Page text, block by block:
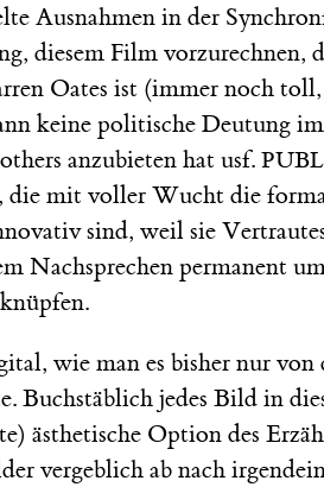
Ausnahmen in der
diesem Film vorzurechnen,
Oates ist (immer noch
keine politische Deutung
anzubieten hat usf.
die mit voller Wucht die
sind, weil sie
Nachsprechen permanent
wie man es bisher nur von
Buchstäblich jedes Bild in
ästhetische Option des
vergeblich ab nach